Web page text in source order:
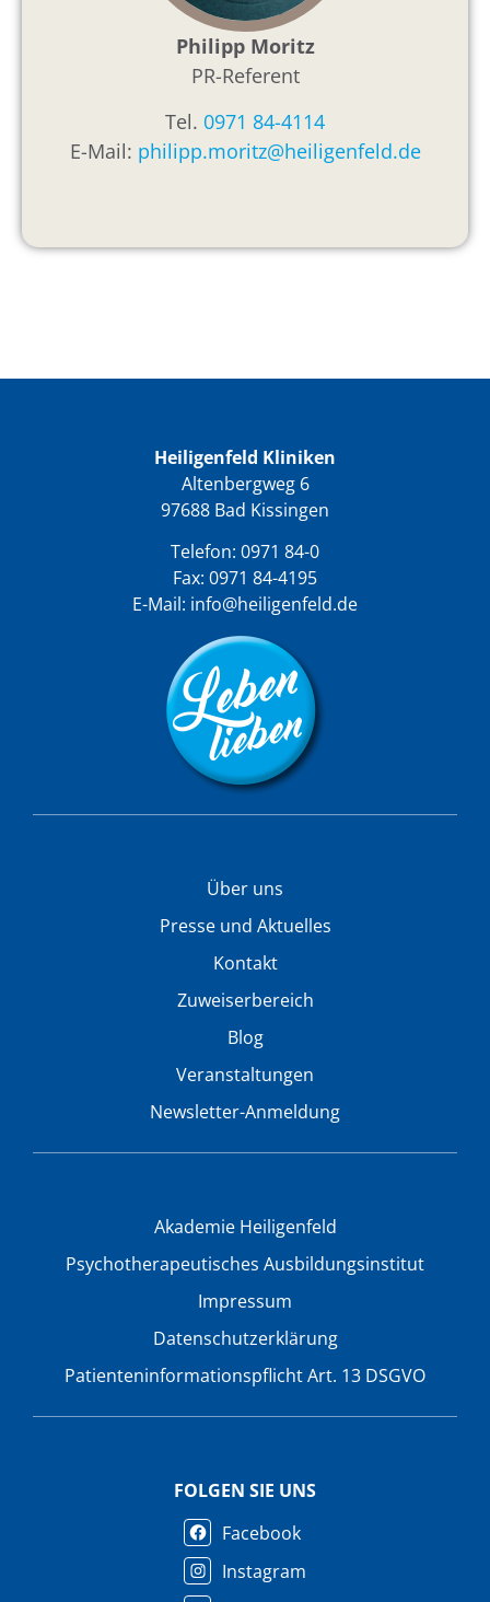
Philipp Moritz
PR-Referent
Tel. 0971 84-4114
E-Mail: philipp.moritz@heiligenfeld.de
Heiligenfeld Kliniken
Altenbergweg 6
97688 Bad Kissingen
Telefon: 0971 84-0
Fax: 0971 84-4195
E-Mail: info@heiligenfeld.de
Über uns
Presse und Aktuelles
Kontakt
Zuweiserbereich
Blog
Veranstaltungen
Newsletter-Anmeldung
Akademie Heiligenfeld
Psychotherapeutisches Ausbildungsinstitut
Impressum
Datenschutzerklärung
Patienteninformationspflicht Art. 13 DSGVO
FOLGEN SIE UNS
Facebook
Instagram